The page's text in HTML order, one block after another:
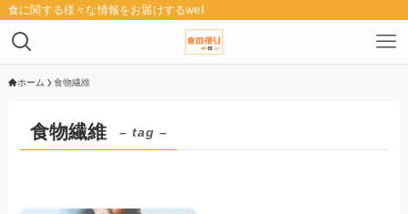
食に関する様々な情報をお届けするwebメディア「食の便り」
ホーム 食物繊維
食物繊維 – tag –